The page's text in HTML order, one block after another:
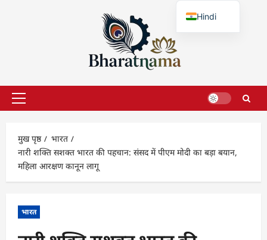
प्राथमिक
मुख पृष्ठ
भारत
नारी शक्ति सशक्त भारत की पहचान: संसद में पीएम मोदी का बड़ा बयान,
महिला आरक्षण कानून लागू
भारत
Hindi